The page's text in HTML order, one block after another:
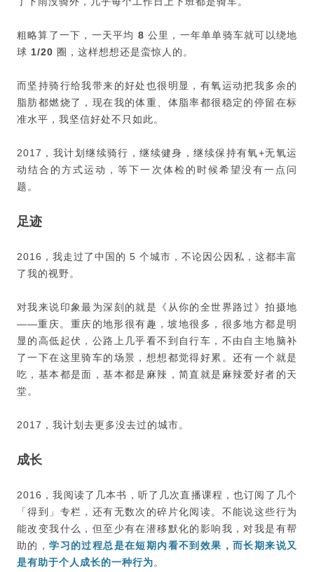
粗略算了一下，一天平均 8 公里，一年单单骑车就可以绕地
球 1/20 圈，这样想想还是蛮惊人的。
而坚持骑行给我带来的好处也很明显，有氧运动把我多余的
脂肪都燃烧了，现在我的体重、体脂率都很稳定的停留在标
准水平，我坚信好处不只如此。
2017，我计划继续骑行，继续健身，继续保持有氧+无氧运
动结合的方式运动，等下一次体检的时候希望没有一点问
题。
足迹
2016，我走过了中国的 5 个城市，不论因公因私，这都丰富
了我的视野。
对我来说印象最为深刻的就是《从你的全世界路过》拍摄地
——重庆。重庆的地形很有趣，坡地很多，很多地方都是明
显的高低起伏，公路上几乎看不到自行车，不由自主地脑补
了一下在这里骑车的场景，想想都觉得好累。还有一个就是
吃，基本都是面，基本都是麻辣，简直就是麻辣爱好者的天
堂。
2017，我计划去更多没去过的城市。
成长
2016，我阅读了几本书，听了几次直播课程，也订阅了几个
「得到」专栏，还有无数次的碎片化阅读。不能说这些行为
能改变我什么，但至少有在潜移默化的影响我，对我是有帮
助的，学习的过程总是在短期内看不到效果，而长期来说又
是有助于个人成长的一种行为。